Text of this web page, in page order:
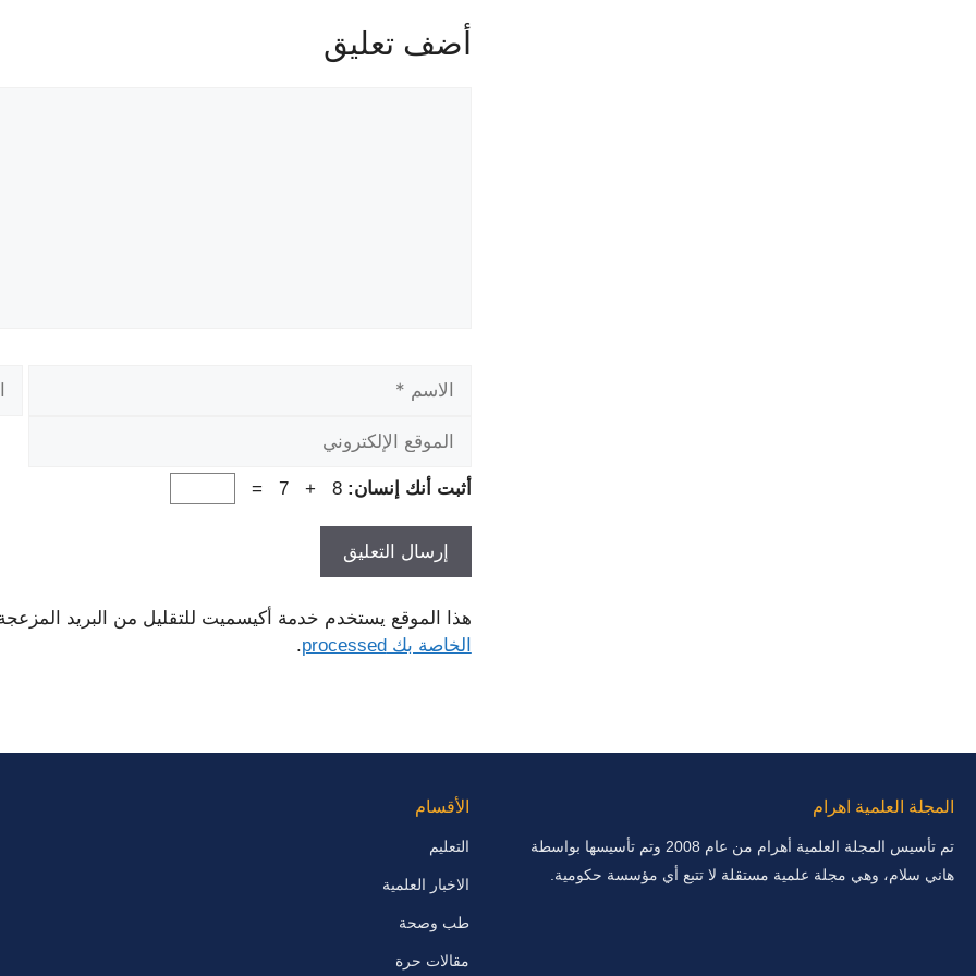
أضف تعليق
أثبت أنك إنسان:8 + 7 =
هذا الموقع يستخدم خدمة أكيسميت للتقليل من البريد
الخاصة بك processed
.
المجلة العلمية اهرام
تم تأسيس المجلة العلمية أهرام من عام 2008 وتم تأسيسها بواسطة
هاني سلام، وهي مجلة علمية مستقلة لا تتبع أي مؤسسة حكومية.
الأقسام
التعليم
الاخبار العلمية
طب وصحة
مقالات حرة